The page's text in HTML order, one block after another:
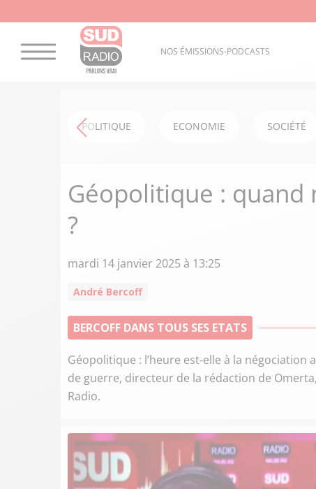
NOS ÉMISSIONS-PODCASTS
POLITIQUE ECONOMIE SOCIÉTÉ
Géopolitique : quand
?
mardi 14 janvier 2025 à 13:25
André Bercoff
BERCOFF DANS TOUS SES ETATS
Géopolitique : l’heure est-elle à la négociation
de guerre, directeur de la rédaction de
Radio.